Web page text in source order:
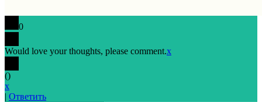
0
Would love your thoughts, please comment.x
()
x
| Ответить